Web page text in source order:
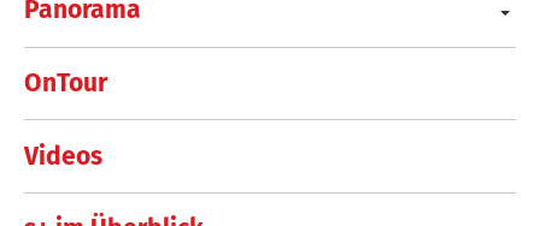
Panorama
OnTour
Videos